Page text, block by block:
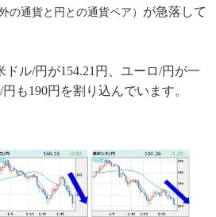
の通貨と円との通貨ペア） が急落して
ル/円が154.21円、ユーロ/円が一
も190円を割り込んでいます。